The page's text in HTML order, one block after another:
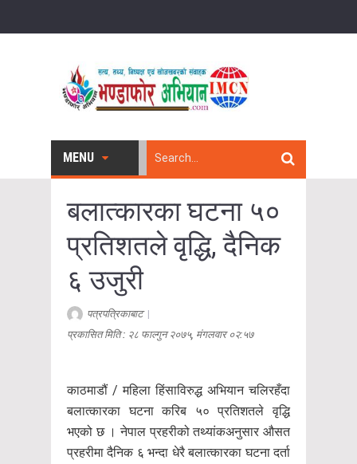
MENU
बलात्कारका घटना ५०
प्रतिशतले वृद्धि, दैनिक
६ उजुरी
पत्रपत्रिकाबाट|
प्रकासित मिति : २८ फाल्गुन २०७५, मंगलवार ०२:५७
काठमाडौं / महिला हिंसाविरुद्ध अभियान चलिरहँदा
बलात्कारका घटना करिब ५० प्रतिशतले वृद्धि
भएको छ । नेपाल प्रहरीको तथ्यांकअनुसार औसत
प्रहरीमा दैनिक ६ भन्दा धेरै बलात्कारका घटना दर्ता